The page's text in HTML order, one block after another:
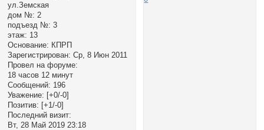
ул.Земская
дом №: 2
подъезд №: 3
этаж: 13
Основание: КПРП
Зарегистрирован: Ср, 8 Июн 2011
Провел на форуме:
18 часов 12 минут
Сообщений: 196
Уважение: [+0/-0]
Позитив: [+1/-0]
Последний визит:
Вт, 28 Май 2019 23:18